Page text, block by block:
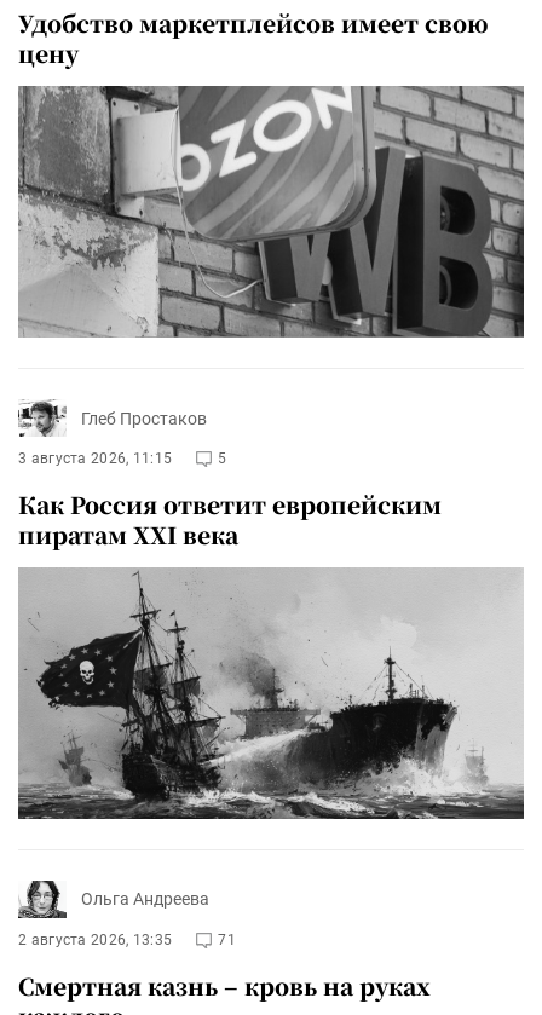
Удобство маркетплейсов имеет свою
цену
Глеб Простаков
3 августа 2026, 11:15 5
Как Россия ответит европейским
пиратам XXI века
Ольга Андреева
2 августа 2026, 13:35 71
Смертная казнь – кровь на руках